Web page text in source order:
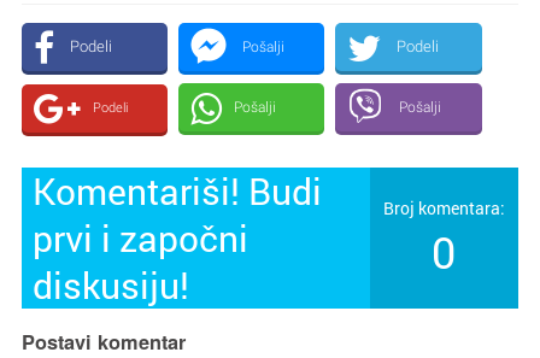
Podeli Pošalji Podeli
Podeli Pošalji Pošalji
Komentariši! Budi
prvi i započni
diskusiju!
Broj komentara:
0
Postavi komentar